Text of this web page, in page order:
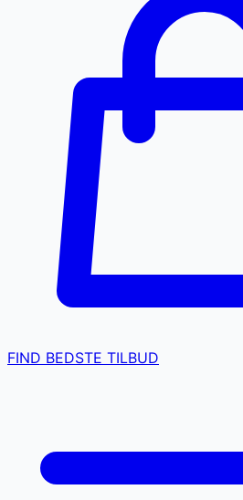
FIND BEDSTE TILBUD